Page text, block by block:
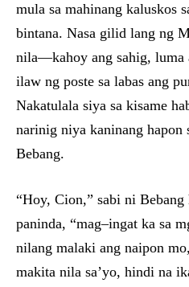
mula sa mahinang kaluskos
bintana. Nasa gilid lang ng
nila—kahoy ang sahig, luma
ilaw ng poste sa labas ang
Nakatulala siya sa kisame
narinig niya kaninang hapon
Bebang.
“Hoy, Cion,” sabi ni Bebang
paninda, “mag–ingat ka sa
nilang malaki ang naipon
makita nila sa’yo, hindi na